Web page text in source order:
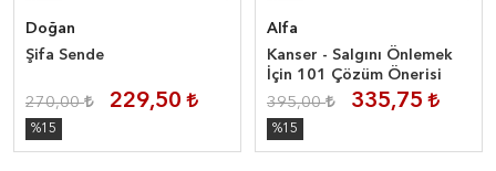
Doğan
Şifa Sende
270,00 229,50
%15
Alfa
Kanser - Salgını Önlemek
İçin 101 Çözüm Önerisi
395,00 335,75
%15